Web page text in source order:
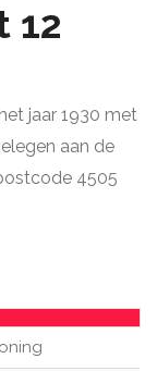
12
jaar 1930 met
aan de
4505